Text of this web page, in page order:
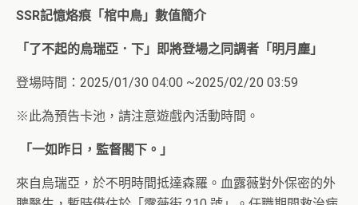
SSR記憶烙痕「棺中鳥」數值簡介
「了不起的烏瑞亞．下」即將登場之 同調者「明月塵」
登場時間：2025/01/30 04:00 ~2025/02/20 03:59
※此為預告卡池，請注意遊戲內活動時間。
「一如昨日，監督閣下。」
來自烏瑞亞，於不明時間抵達森羅。血露薇對外保密的外